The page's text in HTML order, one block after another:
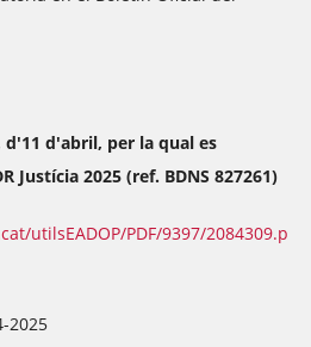
d'11 d'abril, per la qual es
Justícia 2025 (ref. BDNS 827261)
utilsEADOP/PDF/9397/2084309.p
2025